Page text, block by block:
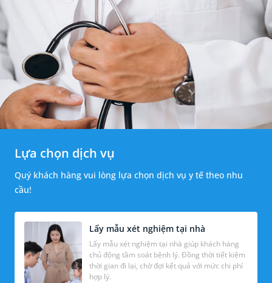
Lựa chọn dịch vụ
Quý khách hàng vui lòng lựa chọn dịch vụ y tế theo nhu
cầu!
Lấy mẫu xét nghiệm tại nhà
Lấy mẫu xét nghiệm tại nhà giúp khách hàng
chủ động tầm soát bệnh lý. Đồng thời tiết kiệm
thời gian đi lại, chờ đợi kết quả với mức chi phí
hợp lý.